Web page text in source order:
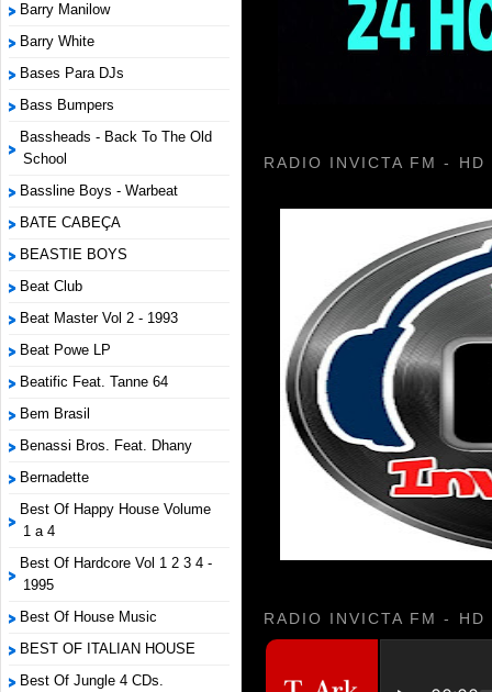
Barry Manilow
Barry White
Bases Para DJs
Bass Bumpers
Bassheads - Back To The Old
School
Bassline Boys - Warbeat
BATE CABEÇA
BEASTIE BOYS
Beat Club
Beat Master Vol 2 - 1993
Beat Powe LP
Beatific Feat. Tanne 64
Bem Brasil
Benassi Bros. Feat. Dhany
Bernadette
Best Of Happy House Volume
1 a 4
Best Of Hardcore Vol 1 2 3 4 -
1995
Best Of House Music
BEST OF ITALIAN HOUSE
Best Of Jungle 4 CDs.
RADIO INVICTA FM - HD
RADIO INVICTA FM - HD